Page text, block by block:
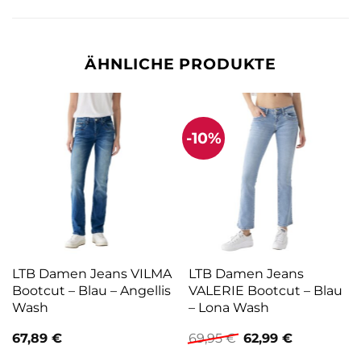
ÄHNLICHE PRODUKTE
LTB Damen Jeans VILMA
Bootcut – Blau – Angellis
Wash
67,89 €
-10%
LTB Damen Jeans
VALERIE Bootcut – Blau
– Lona Wash
69,95€ Ursprünglicher
Preis
62,99 €Aktueller